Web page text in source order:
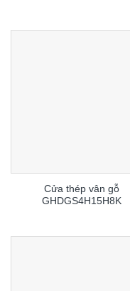
Cửa thép vân gỗ
GHDGS4H15H8K